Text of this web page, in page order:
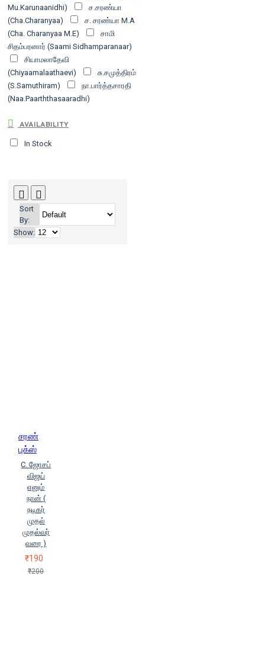
Mu.Karunaanidhi)
ச.சரண்யா
(Cha.Charanyaa)
ச. சரண்யா M.A
(Cha. Charanyaa M.E)
சாமி
சிதம்பரனார் (Saami Sidhamparanaar)
சியாமலாதேவி
(Chiyaamalaathaevi)
சு.சமுத்திரம்
(S.Samuthiram)
நா.பார்த்தசாரதி
(Naa.Paarththasaaradhi)
AVAILABILITY
In Stock
Sort
By:
Show:
சரண்
புக்ஸ்
C. ஜோசப்
விஜய்
எனும்
நான் (
நடிகர்
முதல்
முதல்வர்
வரை )
₹190
₹200